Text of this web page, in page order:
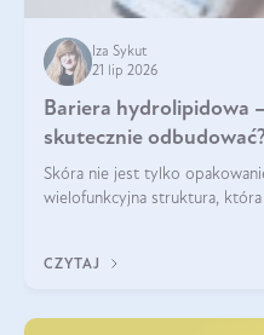
Iza Sykut
21 lip 2026
Bariera hydrolipidowa
skutecznie
Skóra nie jest tylko
wielofunkcyjna struktura,
bariera hydrolipidowa.
CZYTAJ